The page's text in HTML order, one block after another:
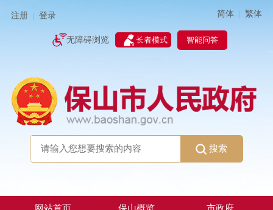
注册 登录 简体 | 繁体
无障碍浏览 长者模式 智能问答
搜索
网站首页 保山概览 市政府